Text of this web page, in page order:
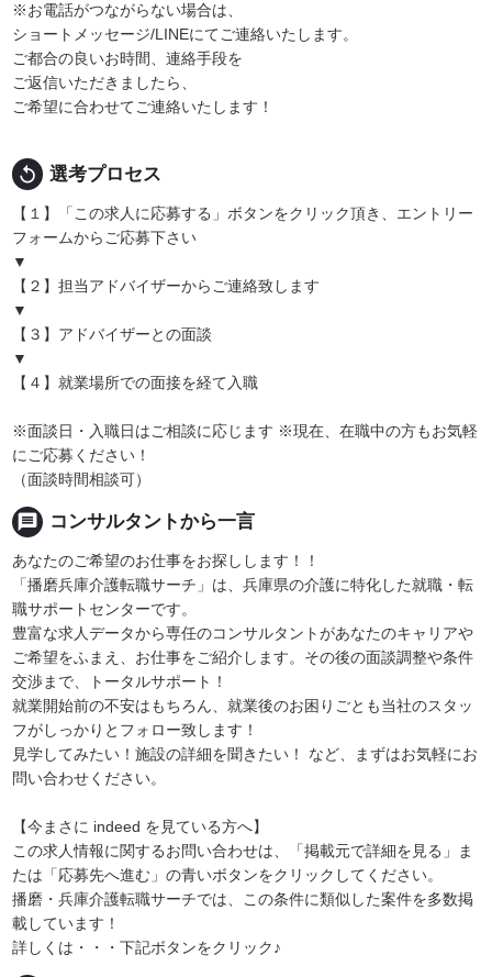
※お電話がつながらない場合は、
ショートメッセージ/LINEにてご連絡いたします。
ご都合の良いお時間、連絡手段を
ご返信いただきましたら、
ご希望に合わせてご連絡いたします！
replay 選考プロセス
【１】「この求人に応募する」ボタンをクリック頂き、エントリー
フォームからご応募下さい
▼
【２】担当アドバイザーからご連絡致します
▼
【３】アドバイザーとの面談
▼
【４】就業場所での面接を経て入職
※面談日・入職日はご相談に応じます ※現在、在職中の方もお気軽
にご応募ください！
（面談時間相談可）
message コンサルタントから一言
あなたのご希望のお仕事をお探しします！！
「播磨兵庫介護転職サーチ」は、兵庫県の介護に特化した就職・転
職サポートセンターです。
豊富な求人データから専任のコンサルタントがあなたのキャリアや
ご希望をふまえ、お仕事をご紹介します。その後の面談調整や条件
交渉まで、トータルサポート！
就業開始前の不安はもちろん、就業後のお困りごとも当社のスタッ
フがしっかりとフォロー致します！
見学してみたい！施設の詳細を聞きたい！ など、まずはお気軽にお
問い合わせください。
【今まさに indeed を見ている方へ】
この求人情報に関するお問い合わせは、「掲載元で詳細を見る」ま
たは「応募先へ進む」の青いボタンをクリックしてください。
播磨・兵庫介護転職サーチでは、この条件に類似した案件を多数掲
載しています！
詳しくは・・・下記ボタンをクリック♪